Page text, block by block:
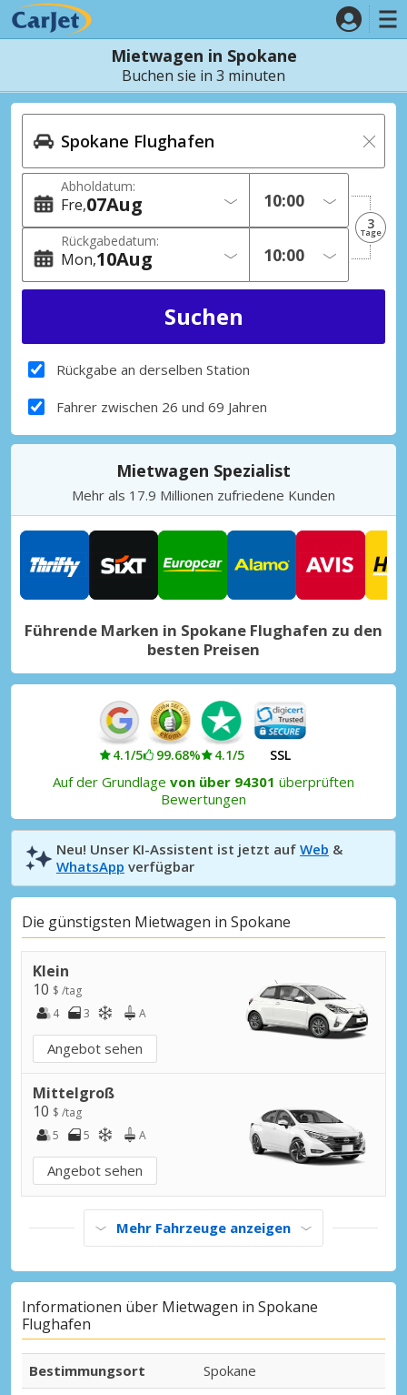
Mietwagen in Spokane
Buchen sie in 3 minuten
Abholdatum:
Fre 07Aug
Rückgabedatum:
Mon 10Aug
3
Tage
Rückgabe an derselben Station
Fahrer zwischen 26 und 69 Jahren
Mietwagen Spezialist
Mehr als 17.9 Millionen zufriedene Kunden
Führende Marken in Spokane Flughafen zu den
besten Preisen
4.1/5 99.68% 4.1/5 SSL
Auf der Grundlage von über 94301 überprüften
Bewertungen
Neu! Unser KI-Assistent ist jetzt auf Web &
WhatsApp verfügbar
Die günstigsten Mietwagen in Spokane
Klein
10 $ /tag
4
3 A
Angebot sehen
Mittelgroß
10 $ /tag
5
5 A
Angebot sehen
Mehr Fahrzeuge anzeigen
Informationen über Mietwagen in Spokane
Flughafen
Bestimmungsort
Spokane